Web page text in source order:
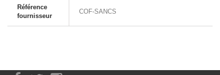
Référence
fournisseur
COF-SANCS